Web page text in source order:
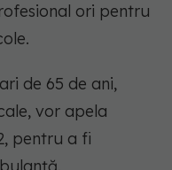
ori pentru
de 65 de ani,
vor apela
pentru a fi